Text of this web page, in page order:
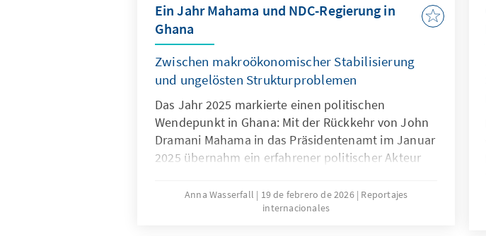
Ein Jahr Mahama und NDC-Regierung in
Ghana
Zwischen makroökonomischer Stabilisierung
und ungelösten Strukturproblemen
Das Jahr 2025 markierte einen politischen
Wendepunkt in Ghana: Mit der Rückkehr von John
Dramani Mahama in das Präsidentenamt im Januar
2025 übernahm ein erfahrener politischer Akteur
sowohl für substanzielle Infrastrukturinvestitionen
als auch für wirtschaftliche Turbulenzen steht. Ein
Anna Wasserfall 19 de febrero de 2026 Reportajes
internacionales